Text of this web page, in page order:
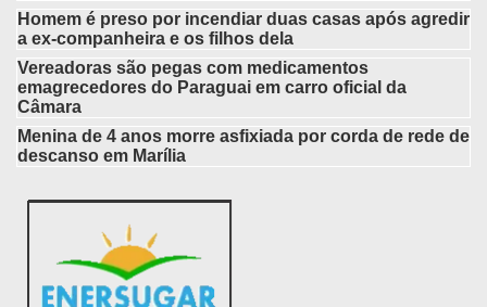
Homem é preso por incendiar duas casas após agredir
a ex-companheira e os filhos dela
Vereadoras são pegas com medicamentos
emagrecedores do Paraguai em carro oficial da
Câmara
Menina de 4 anos morre asfixiada por corda de rede de
descanso em Marília